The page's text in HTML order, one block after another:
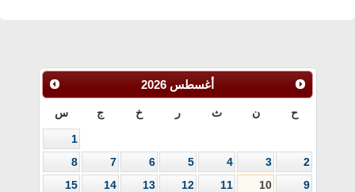
أغسطس 2026
ح ن ث ر خ ج س
1
2
3
4
5
6
7
8
9
10
11
12
13
14
15